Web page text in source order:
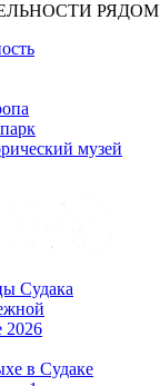
РЯДОМ
музей
Судака
2026
в Судаке